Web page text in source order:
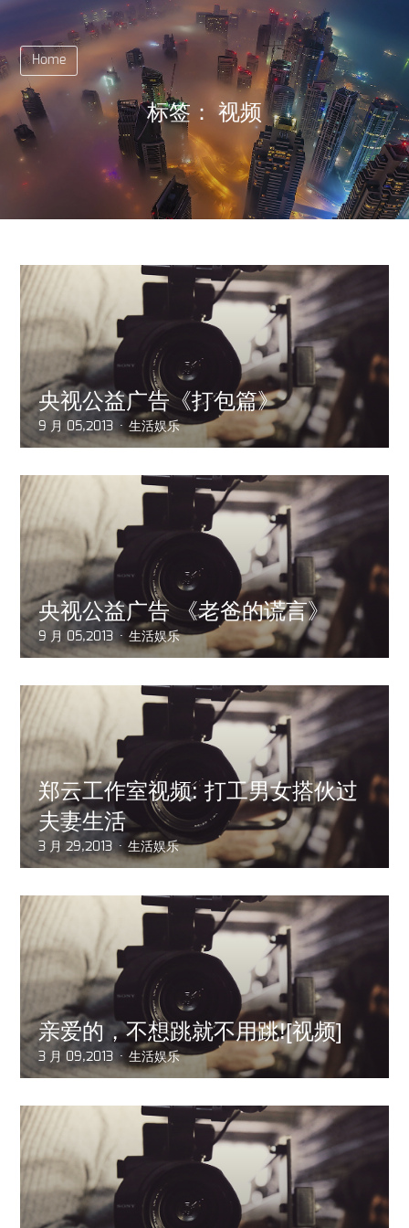
Home
标签：视频
央视公益广告《打包篇》
9 月 05,2013 生活娱乐
央视公益广告 《老爸的谎言》
9 月 05,2013 生活娱乐
郑云工作室视频: 打工男女搭伙过
夫妻生活
3 月 29,2013 生活娱乐
亲爱的，不想跳就不用跳![视频]
3 月 09,2013 生活娱乐